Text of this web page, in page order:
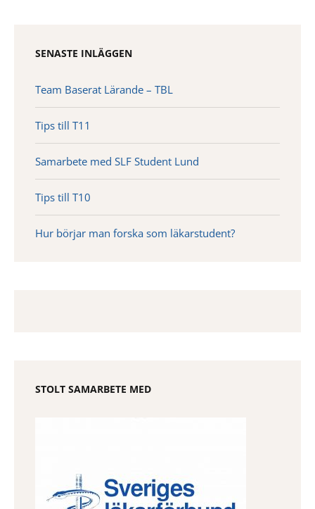
SENASTE INLÄGGEN
Team Baserat Lärande – TBL
Tips till T11
Samarbete med SLF Student Lund
Tips till T10
Hur börjar man forska som läkarstudent?
STOLT SAMARBETE MED